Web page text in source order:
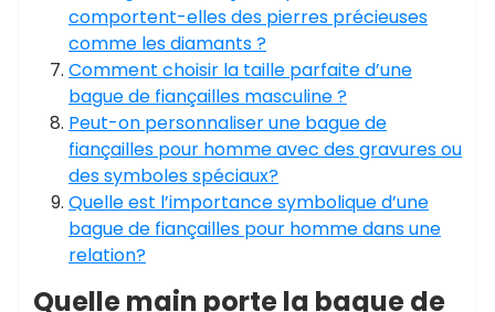
comportent-elles des pierres précieuses
comme les diamants ?
Comment choisir la taille parfaite d’une
bague de fiançailles masculine ?
Peut-on personnaliser une bague de
fiançailles pour homme avec des gravures ou
des symboles spéciaux?
Quelle est l’importance symbolique d’une
bague de fiançailles pour homme dans une
relation?
Quelle main porte la bague de